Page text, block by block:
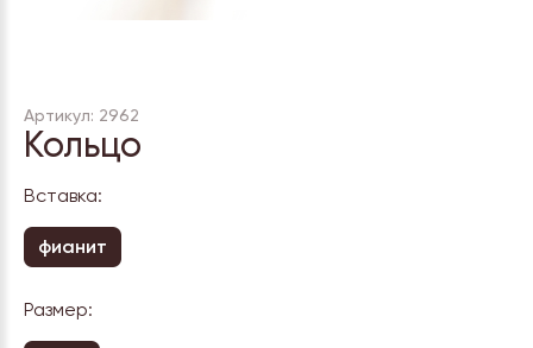
Артикул: 2962
Кольцо
Вставка:
фианит
Размер: